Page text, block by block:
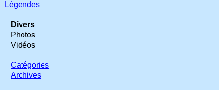
Légendes
Divers
Photos
Vidéos
Catégories
Archives